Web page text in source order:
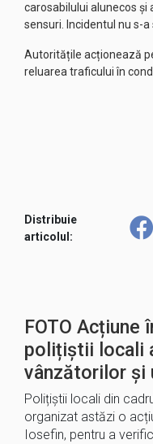
carosabilului alunecos și
sensuri. Incidentul nu s-a
Autoritățile acționează
reluarea traficului în
Distribuie
articolul:
FOTO Acțiune
polițiștii locali
vânzătorilor și
Polițiștii locali din
organizat astăzi o
Iosefin, pentru a